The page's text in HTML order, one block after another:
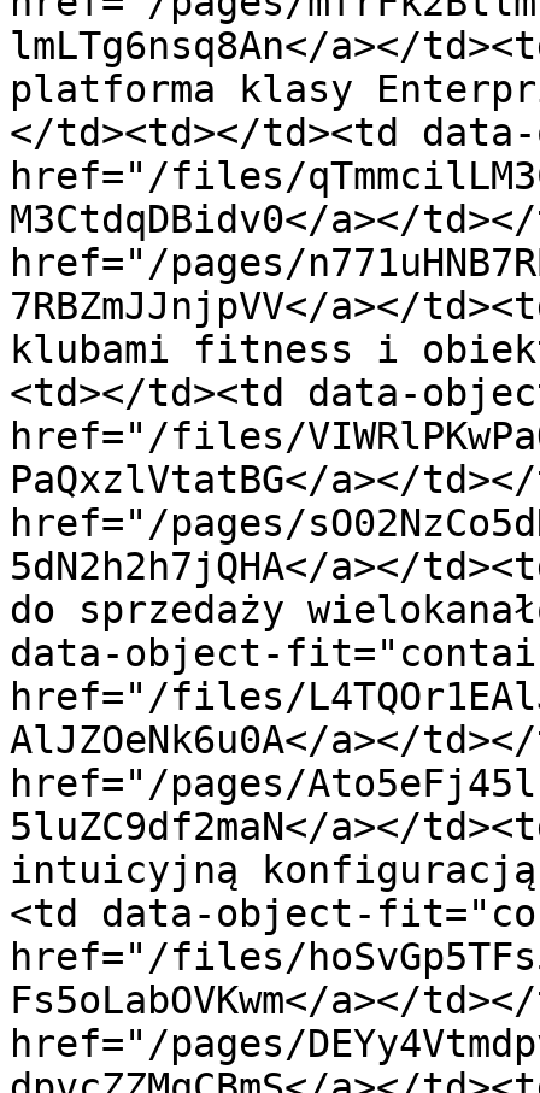
lmLTg6nsq8An</a></
platforma klasy
</td><td></td><td
href="/files/
M3CtdqDBidv0</a></
href="/pages/
7RBZmJJnjpVV</a></
klubami fitness i
<td></td><td data-
href="/files/
PaQxzlVtatBG</a></
href="/pages/
5dN2h2h7jQHA</a></
do sprzedaży
data-object-
href="/files/
AlJZOeNk6u0A</a></
href="/pages/
5luZC9df2maN</a></
intuicyjną konfiguracją
<td data-object-
href="/files/
Fs5oLabOVKwm</a></
href="/pages/